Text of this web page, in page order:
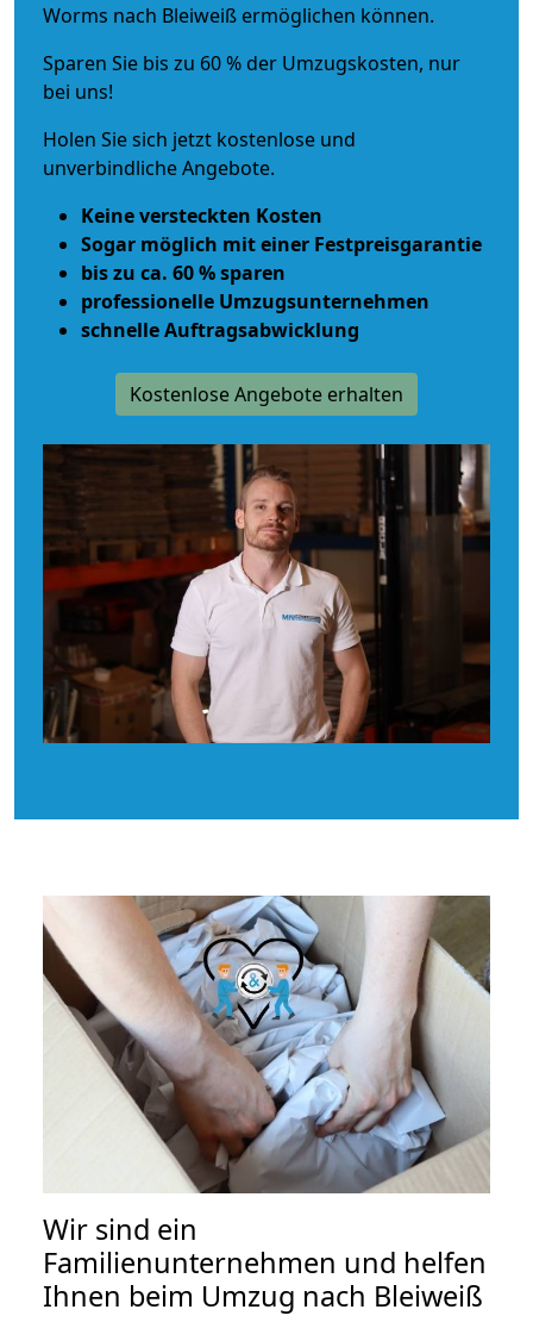
Worms nach Bleiweiß ermöglichen können.
Sparen Sie bis zu 60 % der Umzugskosten, nur
bei uns!
Holen Sie sich jetzt kostenlose und
unverbindliche Angebote.
Keine versteckten Kosten
Sogar möglich mit einer Festpreisgarantie
bis zu ca. 60 % sparen
professionelle Umzugsunternehmen
schnelle Auftragsabwicklung
Kostenlose Angebote erhalten
Wir sind ein
Familienunternehmen und helfen
Ihnen beim Umzug nach Bleiweiß